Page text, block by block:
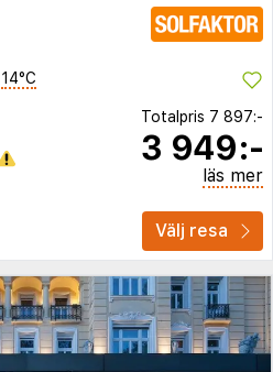
14°C
Totalpris 7 897:-
3 949:-
läs mer
Välj resa